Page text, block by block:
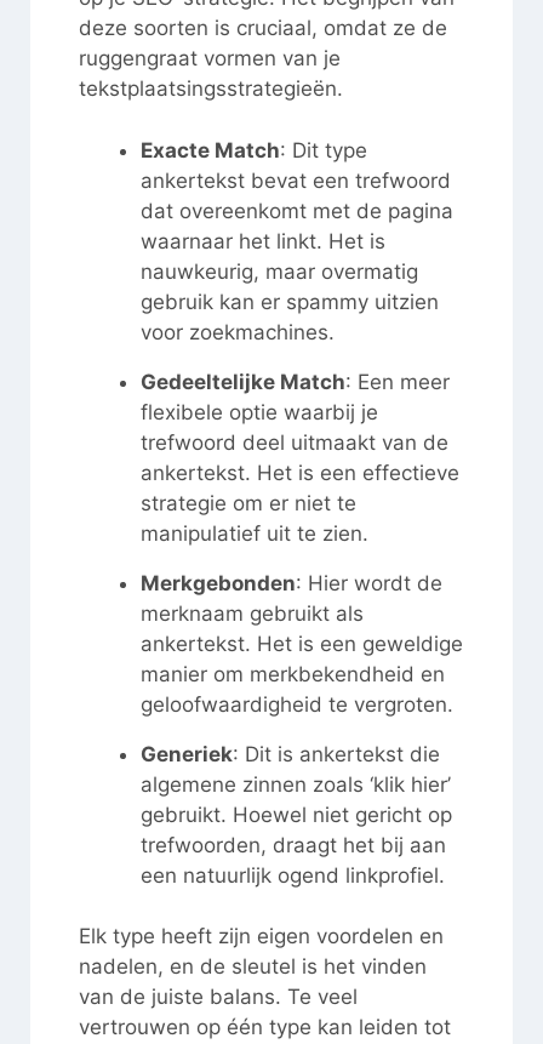
deze soorten is cruciaal, omdat ze de
ruggengraat vormen van je
tekstplaatsingsstrategieën.
Exacte Match: Dit type
ankertekst bevat een trefwoord
dat overeenkomt met de pagina
waarnaar het linkt. Het is
nauwkeurig, maar overmatig
gebruik kan er spammy uitzien
voor zoekmachines.
Gedeeltelijke Match: Een meer
flexibele optie waarbij je
trefwoord deel uitmaakt van de
ankertekst. Het is een effectieve
strategie om er niet te
manipulatief uit te zien.
Merkgebonden: Hier wordt de
merknaam gebruikt als
ankertekst. Het is een geweldige
manier om merkbekendheid en
geloofwaardigheid te vergroten.
Generiek: Dit is ankertekst die
algemene zinnen zoals ‘klik hier’
gebruikt. Hoewel niet gericht op
trefwoorden, draagt het bij aan
een natuurlijk ogend linkprofiel.
Elk type heeft zijn eigen voordelen en
nadelen, en de sleutel is het vinden
van de juiste balans. Te veel
vertrouwen op één type kan leiden tot